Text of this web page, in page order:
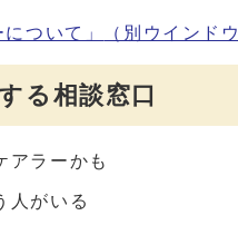
ついて」 （別ウインド
る相談窓口
アラーかも
人がいる